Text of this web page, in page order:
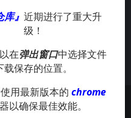
除。
库』 近期进行了重大升
级！
在弹出窗口中选择文件
载保存的位置。
用最新版本的 chrome
以确保最佳效能。